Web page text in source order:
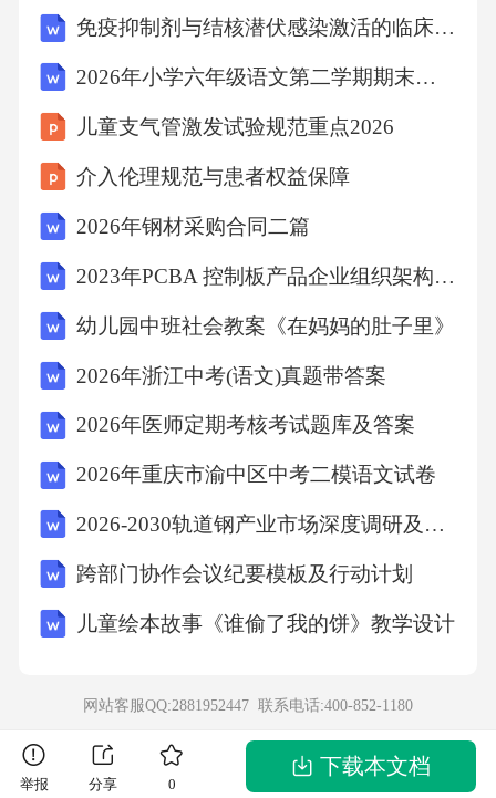
击断，端部形成熔珠。C.接点处有过热变色痕
迹，表面有电弧烧蚀痕。D.接头处（如垫片、
麻点坑、形成缺口。【答案】：A29.设有消防
控制室的人员密集场所或其所在建筑，其火灾
自动报警和控制系统（）接入城市火灾报警网
络监控中心。A.宜B.最好C.必须D.可以【答
案】：A30.公安机关依法使用《传唤证》时，
应当由（）签发。（建议删除）A.办案人员B.
所属公安机关负责人C.公安机关办案部门负责
人D.消防救援机构法制部门负责人【答案】：C
常情况下，要佩戴空气呼吸器、着灭火防护
服、穿灭火防护靴、佩戴消防头盔、灭火防护
头套、消防手套、消防安全腰带、消防腰斧
（），并根据要求佩戴通信设备并保持通信畅
控制功能B.手动功能C.机械控制D.自动控制E.消
免疫抑制剂与结核潜伏感染激活的临床专家共识总结2026
2026年小学六年级语文第二学期期末考试卷及答案（一）
儿童支气管激发试验规范重点2026
介入伦理规范与患者权益保障
2026年钢材采购合同二篇
2023年PCBA 控制板产品企业组织架构及部门职责
幼儿园中班社会教案《在妈妈的肚子里》
2026年浙江中考(语文)真题带答案
2026年医师定期考核考试题库及答案
2026年重庆市渝中区中考二模语文试卷
2026-2030轨道钢产业市场深度调研及发展趋势与投资前景研究报告
跨部门协作会议纪要模板及行动计划
儿童绘本故事《谁偷了我的饼》教学设计
网站客服QQ:2881952447 联系电话:400-852-1180
举报 分享 0
下载本文档